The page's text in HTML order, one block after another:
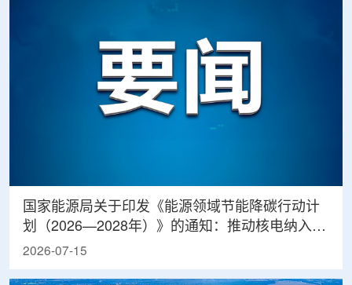
国家能源局关于印发《能源领域节能降碳行动计
划（2026—2028年）》的通知：推动核电纳入绿
电绿证体系
2026-07-15